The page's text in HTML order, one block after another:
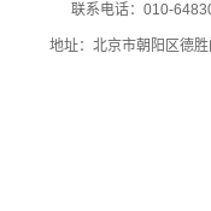
联系电话：010-
地址：北京市朝阳区德